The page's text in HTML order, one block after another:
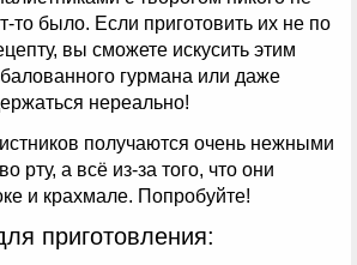
то было. Если приготовить их не по
вы сможете искусить этим
гурмана или даже
нереально!
получаются очень нежными
рту, а всё из-за того, что они
и крахмале. Попробуйте!
приготовления: